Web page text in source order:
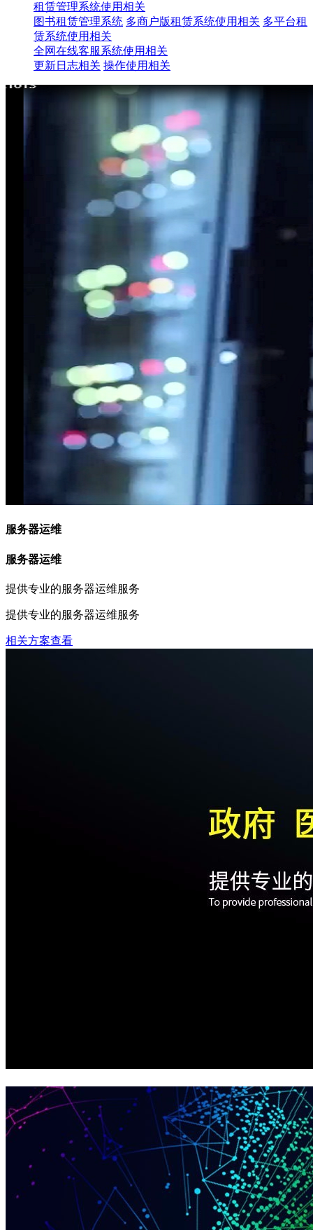
租赁管理系统使用相关
图书租赁管理系统 多商户版租赁系统使用相关 多平台租
赁系统使用相关
全网在线客服系统使用相关
更新日志相关 操作使用相关
服务器运维
服务器运维
提供专业的服务器运维服务
提供专业的服务器运维服务
相关方案查看